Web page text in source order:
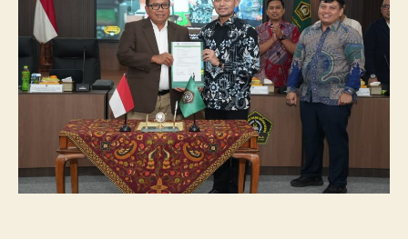
Prodi
Raih
Akreditasi
Internasional
ACQUIN
Lewat
Jalur
Track